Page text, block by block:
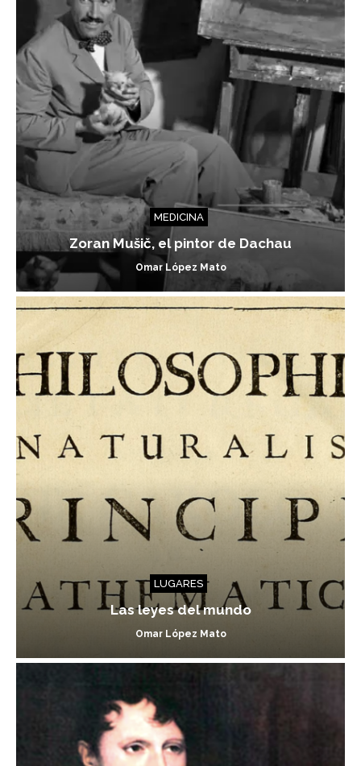
MEDICINA
Zoran Mušič, el pintor de Dachau
Omar López Mato
LUGARES
Las leyes del mundo
Omar López Mato